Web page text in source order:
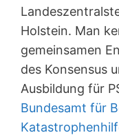
Holstein. Man
gemeinsamen
des Konsensus
Ausbildung für
Bundesamt für